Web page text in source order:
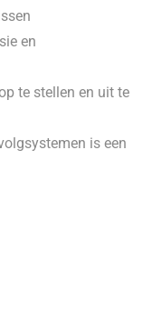
en
te stellen en uit te
is een